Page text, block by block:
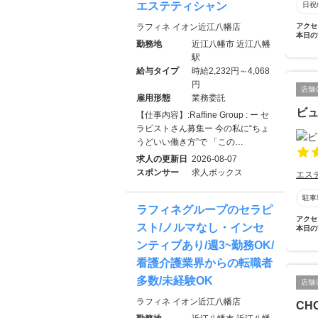
日
アク
本日
店舗
ビ
エス
駐車
アク
本日
店舗
エステティシャン
ラフィネ イオン近江八幡店
勤務地
近江八幡市 近江八幡
駅
給与タイプ
時給2,232円～4,068
円
雇用形態
業務委託
【仕事内容】:Raffine Group : ー セ
ラピストさん募集ー 今の私に“ちょ
うどいい働き方”で 「この…
求人の更新日 2026-08-07
スポンサー
求人ボックス
ラフィネグループのセラピ
スト/ノルマなし・インセ
ンティブあり/週3~勤務OK/
看護介護業界からの転職者
多数/未経験OK
ラフィネ イオン近江八幡店